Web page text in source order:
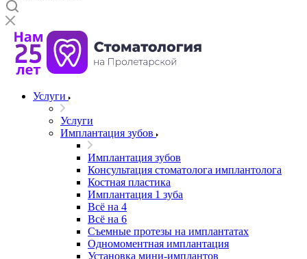
Услуги
Услуги
Имплантация зубов
Имплантация зубов
Консультация стоматолога имплантолога
Костная пластика
Имплантация 1 зуба
Всё на 4
Всё на 6
Съемные протезы на имплантатах
Одномоментная имплантация
Установка мини-имплантов